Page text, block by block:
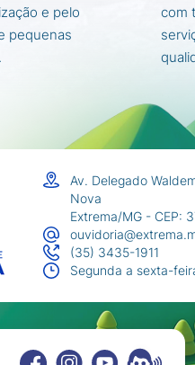
e pelo
pequenas
com
Av. Delegado
Nova
Extrema/MG - CEP:
(35) 3435-1911
Segunda a sexta-